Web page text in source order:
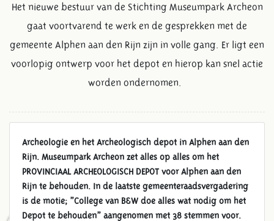
ARCHEOLOGISCH DEPOT PAST
Het nieuwe bestuur van de Stichting Museumpark Archeon
gaat voortvarend te werk en de gesprekken met de
gemeente Alphen aan den Rijn zijn in volle gang. Er ligt een
voorlopig ontwerp voor het depot en hierop kan snel actie
worden ondernomen.
Archeologie en het Archeologisch depot in Alphen aan den
Rijn. Museumpark Archeon zet alles op alles om het
PROVINCIAAL ARCHEOLOGISCH DEPOT voor Alphen aan den
Rijn te behouden. In de laatste gemeenteraadsvergadering
is de motie; ”College van B&W doe alles wat nodig om het
Depot te behouden” aangenomen met 38 stemmen voor.